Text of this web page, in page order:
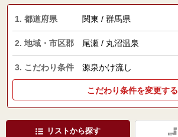
1. 都道府県 関東 / 群馬県
2. 地域・市区郡 尾瀬 / 丸沼温泉
3. こだわり条件 源泉かけ流し
こだわり条件を変更する
リストから探す